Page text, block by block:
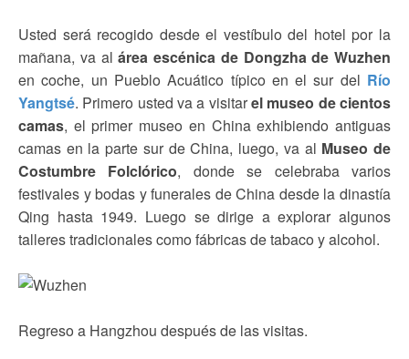
Usted será recogido desde el vestíbulo del hotel por la
mañana, va al área escénica de Dongzha de Wuzhen
en coche, un Pueblo Acuático típico en el sur del Río
Yangtsé. Primero usted va a visitarel museo de cientos
camas, el primer museo en China exhibiendo antiguas
camas en la parte sur de China, luego, va al Museo de
Costumbre Folclórico, donde se celebraba varios
festivales y bodas y funerales de China desde la dinastía
Qing hasta 1949. Luego se dirige a explorar algunos
talleres tradicionales como fábricas de tabaco y alcohol.
Regreso a Hangzhou después de las visitas.